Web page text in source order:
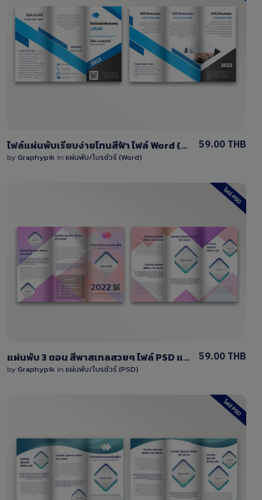
View Details
2 Sales
ไฟล์แผ่นพับเรียบง่ายโทนสีฟ้า ไฟล์ Word (doc) แก้ไขได้ง่าย
by Graphypik in แผ่นพับ/โบรชัวร์ (Word)
59.00 THB
View Details
5 Sales
แผ่นพับ 3 ตอน สีพาสเทลสวยๆ ไฟล์ PSD แก้ไขได้เองง่ายๆ
by Graphypik in แผ่นพับ/โบรชัวร์ (PSD)
59.00 THB
View Details